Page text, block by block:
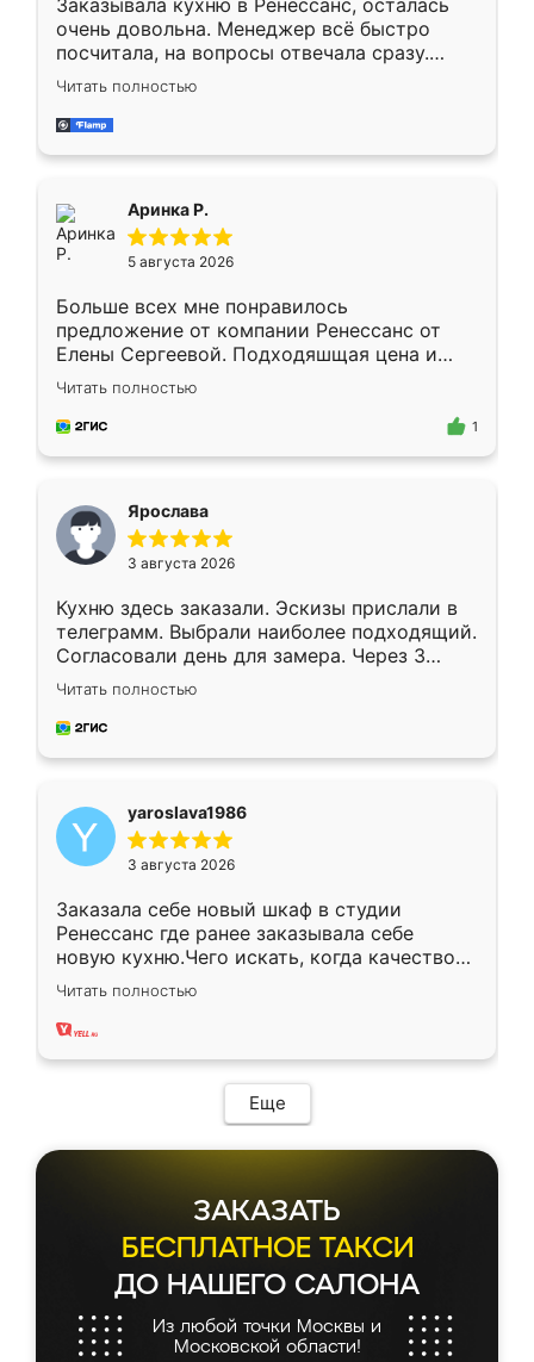
Заказывала кухню в Ренессанс, осталась
очень довольна. Менеджер всё быстро
посчитала, на вопросы отвечала сразу.
Замерщик приехал в субботу, подошёл к
делу со всей ответственностью. Собрали
за день, ребята работали аккуратно, даже
Читать полностью
Аринка Р.
5 августа 2026
Больше всех мне понравилось
предложение от компании Ренессанс от
Елены Сергеевой. Подходяшщая цена и
короткие сроки изготовления. Приехавший
для замера сотрудник Владислав
предложил по моему эскизу самый
Читать полностью
1
Ярослава
3 августа 2026
Кухню здесь заказали. Эскизы прислали в
телеграмм. Выбрали наиболее подходящий.
Согласовали день для замера. Через 3
недели кухня была уже готова. Остались
довольны работой. Спасибо Ренессанс
мебель за качественную работу!
Читать полностью
yaroslava1986
3 августа 2026
Заказала себе новый шкаф в студии
Ренессанс где ранее заказывала себе
новую кухню.Чего искать, когда качеством
вполне довольна. Служит кухня уже почти
два года, нареканий нет.
Читать полностью
Еще
ЗАКАЗАТЬ
БЕСПЛАТНОЕ ТАКСИ
ДО НАШЕГО САЛОНА
Из любой точки Москвы и
Московской области!